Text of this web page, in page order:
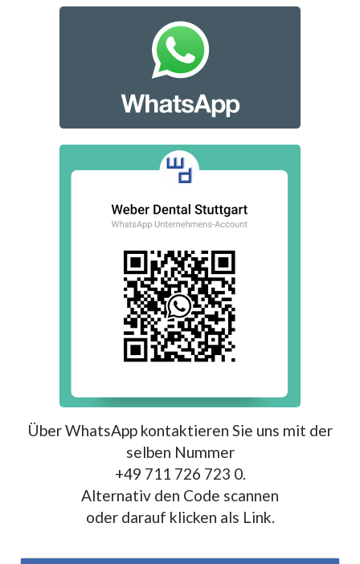
Über WhatsApp kontaktieren Sie uns mit der
selben Nummer
+49 711 726 723 0.
Alternativ den Code scannen
oder darauf klicken als Link.